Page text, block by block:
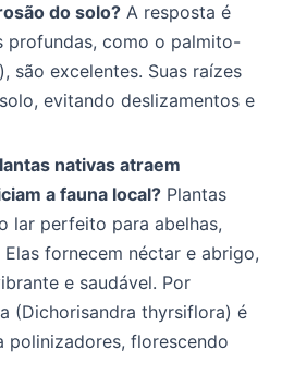
do solo? A resposta é
profundas, como o palmito-
são excelentes. Suas raízes
evitando deslizamentos e
nativas atraem
a fauna local? Plantas
lar perfeito para abelhas,
fornecem néctar e abrigo,
e saudável. Por
(Dichorisandra thyrsiflora) é
polinizadores, florescendo